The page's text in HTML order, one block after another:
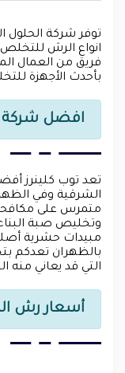
توفر شركة الحلول
انواع الرش
فريق من العمال
بأحدث الأجهزة
افضل شركة
تعد توب كلينرز
الشرقية وفي
متمرس على
وتخليص صبة
مبيدات حشرية
بالظهران تعدكم
التي قد يعاني منه
أسعار رش